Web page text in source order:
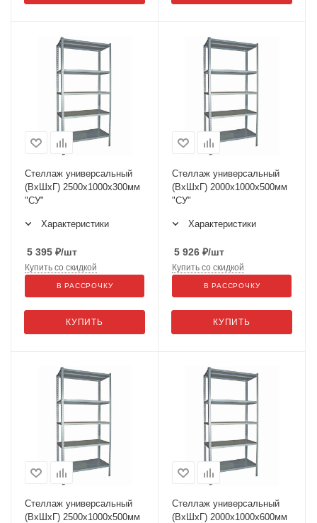
Стеллаж универсальный
(ВхШхГ) 2500х1000х300мм
"СУ"
Характеристики
5 395 ₽/шт
КУПИТЬ
Купить со скидкой
В РАССРОЧКУ
Стеллаж универсальный
(ВхШхГ) 2000х1000х500мм
"СУ"
Характеристики
5 926 ₽/шт
КУПИТЬ
Купить со скидкой
В РАССРОЧКУ
Стеллаж универсальный
(ВхШхГ) 2500х1000х500мм
Стеллаж универсальный
(ВхШхГ) 2000х1000х600мм